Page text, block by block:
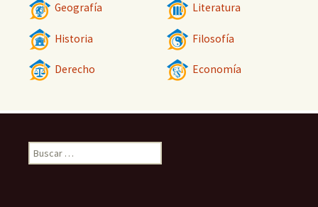
Geografía Literatura
Historia Filosofía
Derecho Economía
Buscar: